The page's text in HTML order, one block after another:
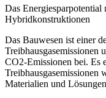
Das Energiesparpotential
Hybridkonstruktionen
Das Bauwesen ist einer
Treibhausgasemissionen
CO2-Emissionen bei. Es
Treibhausgasemissionen
Materialien und